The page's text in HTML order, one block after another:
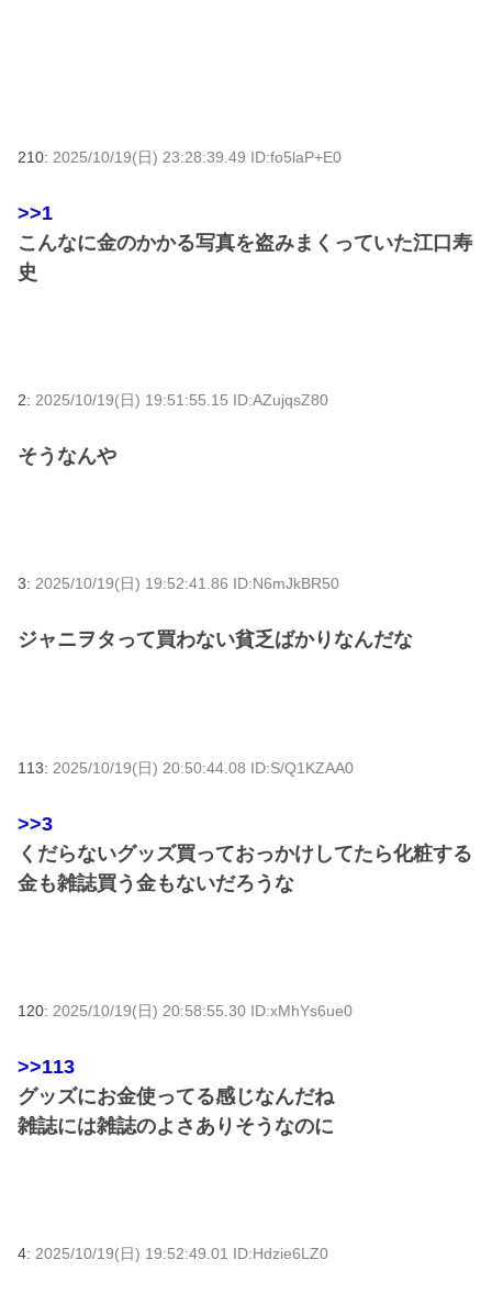
210: 2025/10/19(日) 23:28:39.49 ID:fo5laP+E0
>>1
こんなに金のかかる写真を盗みまくっていた江口寿
史
2: 2025/10/19(日) 19:51:55.15 ID:AZujqsZ80
そうなんや
3: 2025/10/19(日) 19:52:41.86 ID:N6mJkBR50
ジャニヲタって買わない貧乏ばかりなんだな
113: 2025/10/19(日) 20:50:44.08 ID:S/Q1KZAA0
>>3
くだらないグッズ買っておっかけしてたら化粧する
金も雑誌買う金もないだろうな
120: 2025/10/19(日) 20:58:55.30 ID:xMhYs6ue0
>>113
グッズにお金使ってる感じなんだね
雑誌には雑誌のよさありそうなのに
4: 2025/10/19(日) 19:52:49.01 ID:Hdzie6LZ0